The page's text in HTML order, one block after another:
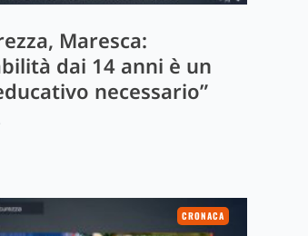
Maresca:
dai 14 anni è un
necessario”
CRONACA